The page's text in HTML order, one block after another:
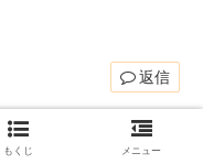
返信
もくじ メニュー